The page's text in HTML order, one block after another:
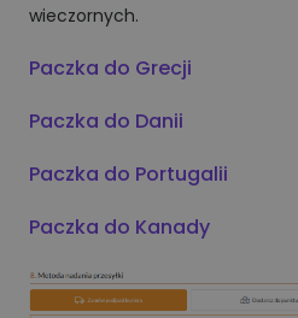
wieczornych.
Paczka do Grecji
Paczka do Danii
Paczka do Portugalii
Paczka do Kanady